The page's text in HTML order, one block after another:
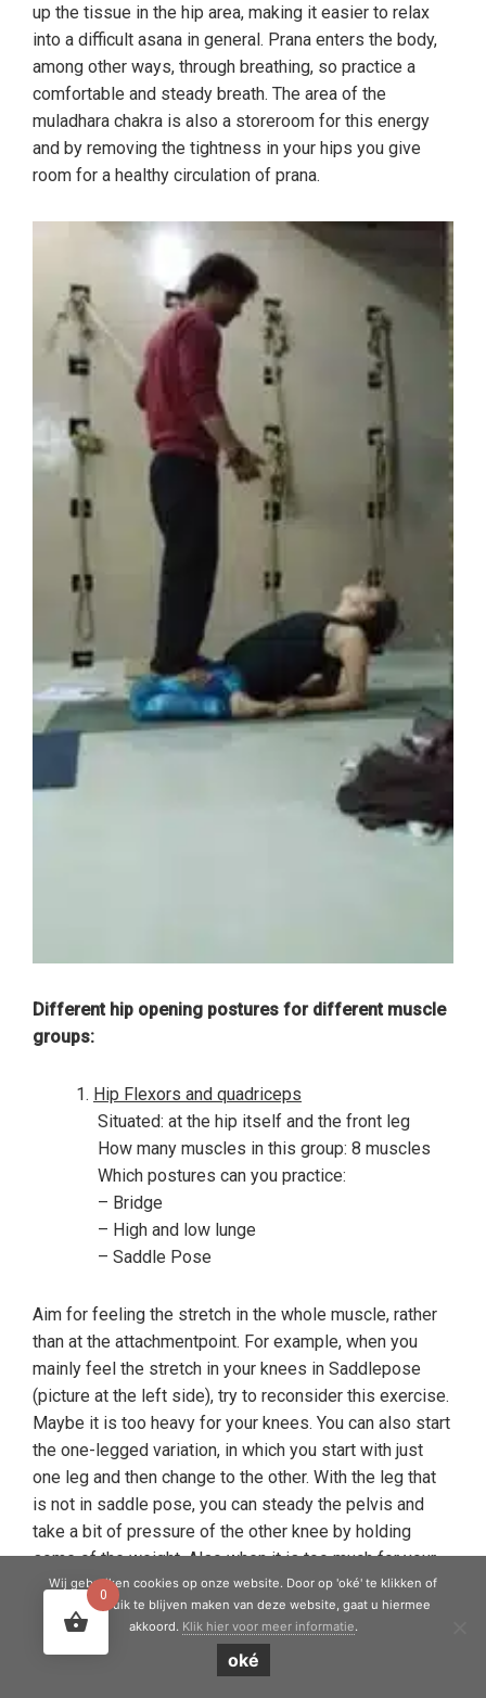
up the tissue in the hip area, making it easier to relax
into a difficult asana in general. Prana enters the body,
among other ways, through breathing, so practice a
comfortable and steady breath. The area of the
muladhara chakra is also a storeroom for this energy
and by removing the tightness in your hips you give
room for a healthy circulation of prana.
Different hip opening postures for different muscle
groups:
Hip Flexors and quadriceps
Situated: at the hip itself and the front leg
How many muscles in this group: 8 muscles
Which postures can you practice:
– Bridge
– High and low lunge
– Saddle Pose
Aim for feeling the stretch in the whole muscle, rather
than at the attachmentpoint. For example, when you
mainly feel the stretch in your knees in Saddlepose
(picture at the left side), try to reconsider this exercise.
Maybe it is too heavy for your knees. You can also start
the one-legged variation, in which you start with just
one leg and then change to the other. With the leg that
is not in saddle pose, you can steady the pelvis and
take a bit of pressure of the other knee by holding
some of the weight. Also when it is too much for your
back, lie on one or two bolsters. If you can easily lie
back on your mat, without much stretch in the upper
legs at all, you can also place the bolster on top of
them. Only consider letting your teacher step on your
0
Wij gebruiken cookies op onze website. Door op 'oké' te klikken of
door gebruik te blijven maken van deze website, gaat u hiermee
akkoord. Klik hier voor meer informatie.
oké